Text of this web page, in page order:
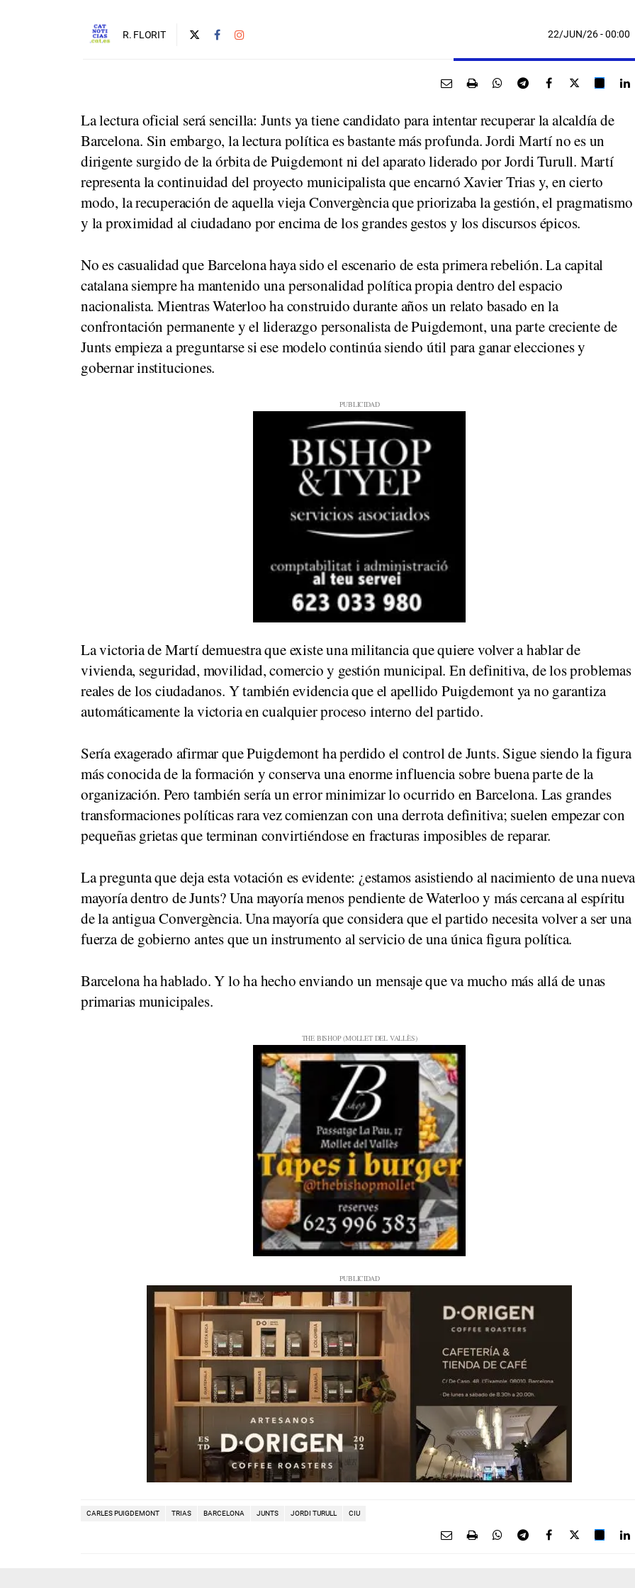
R. FLORIT 22/JUN/26- 00:00
La lectura oficial será sencilla: Junts ya tiene candidato para intentar recuperar la alcaldía de
Barcelona. Sin embargo, la lectura política es bastante más profunda. Jordi Martí no es un
dirigente surgido de la órbita de Puigdemont ni del aparato liderado por Jordi Turull. Martí
representa la continuidad del proyecto municipalista que encarnó Xavier Trias y, en cierto
modo, la recuperación de aquella vieja Convergència que priorizaba la gestión, el pragmatismo
y la proximidad al ciudadano por encima de los grandes gestos y los discursos épicos.
No es casualidad que Barcelona haya sido el escenario de esta primera rebelión. La capital
catalana siempre ha mantenido una personalidad política propia dentro del espacio
nacionalista. Mientras Waterloo ha construido durante años un relato basado en la
confrontación permanente y el liderazgo personalista de Puigdemont, una parte creciente de
Junts empieza a preguntarse si ese modelo continúa siendo útil para ganar elecciones y
gobernar instituciones.
La victoria de Martí demuestra que existe una militancia que quiere volver a hablar de
vivienda, seguridad, movilidad, comercio y gestión municipal. En definitiva, de los problemas
reales de los ciudadanos. Y también evidencia que el apellido Puigdemont ya no garantiza
automáticamente la victoria en cualquier proceso interno del partido.
Sería exagerado afirmar que Puigdemont ha perdido el control de Junts. Sigue siendo la figura
más conocida de la formación y conserva una enorme influencia sobre buena parte de la
organización. Pero también sería un error minimizar lo ocurrido en Barcelona. Las grandes
transformaciones políticas rara vez comienzan con una derrota definitiva; suelen empezar con
pequeñas grietas que terminan convirtiéndose en fracturas imposibles de reparar.
La pregunta que deja esta votación es evidente: ¿estamos asistiendo al nacimiento de una nueva
mayoría dentro de Junts? Una mayoría menos pendiente de Waterloo y más cercana al espíritu
de la antigua Convergència. Una mayoría que considera que el partido necesita volver a ser una
fuerza de gobierno antes que un instrumento al servicio de una única figura política.
Barcelona ha hablado. Y lo ha hecho enviando un mensaje que va mucho más allá de unas
primarias municipales.
CARLES PUIGDEMONT TRIAS BARCELONA JUNTS JORDI TURULL CIU